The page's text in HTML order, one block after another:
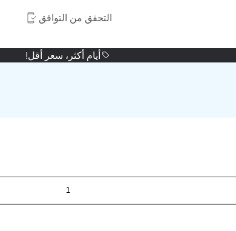
التحقق من التوافق
أيام أكثر، سعر أقل!
1